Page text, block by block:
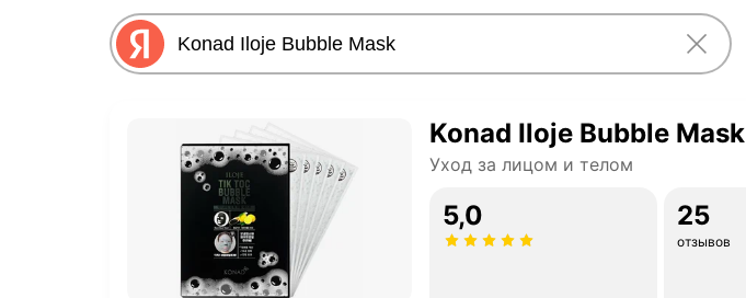
Konad Iloje Bubble Mask
Уход за лицом и телом
5,0 25
отзывов